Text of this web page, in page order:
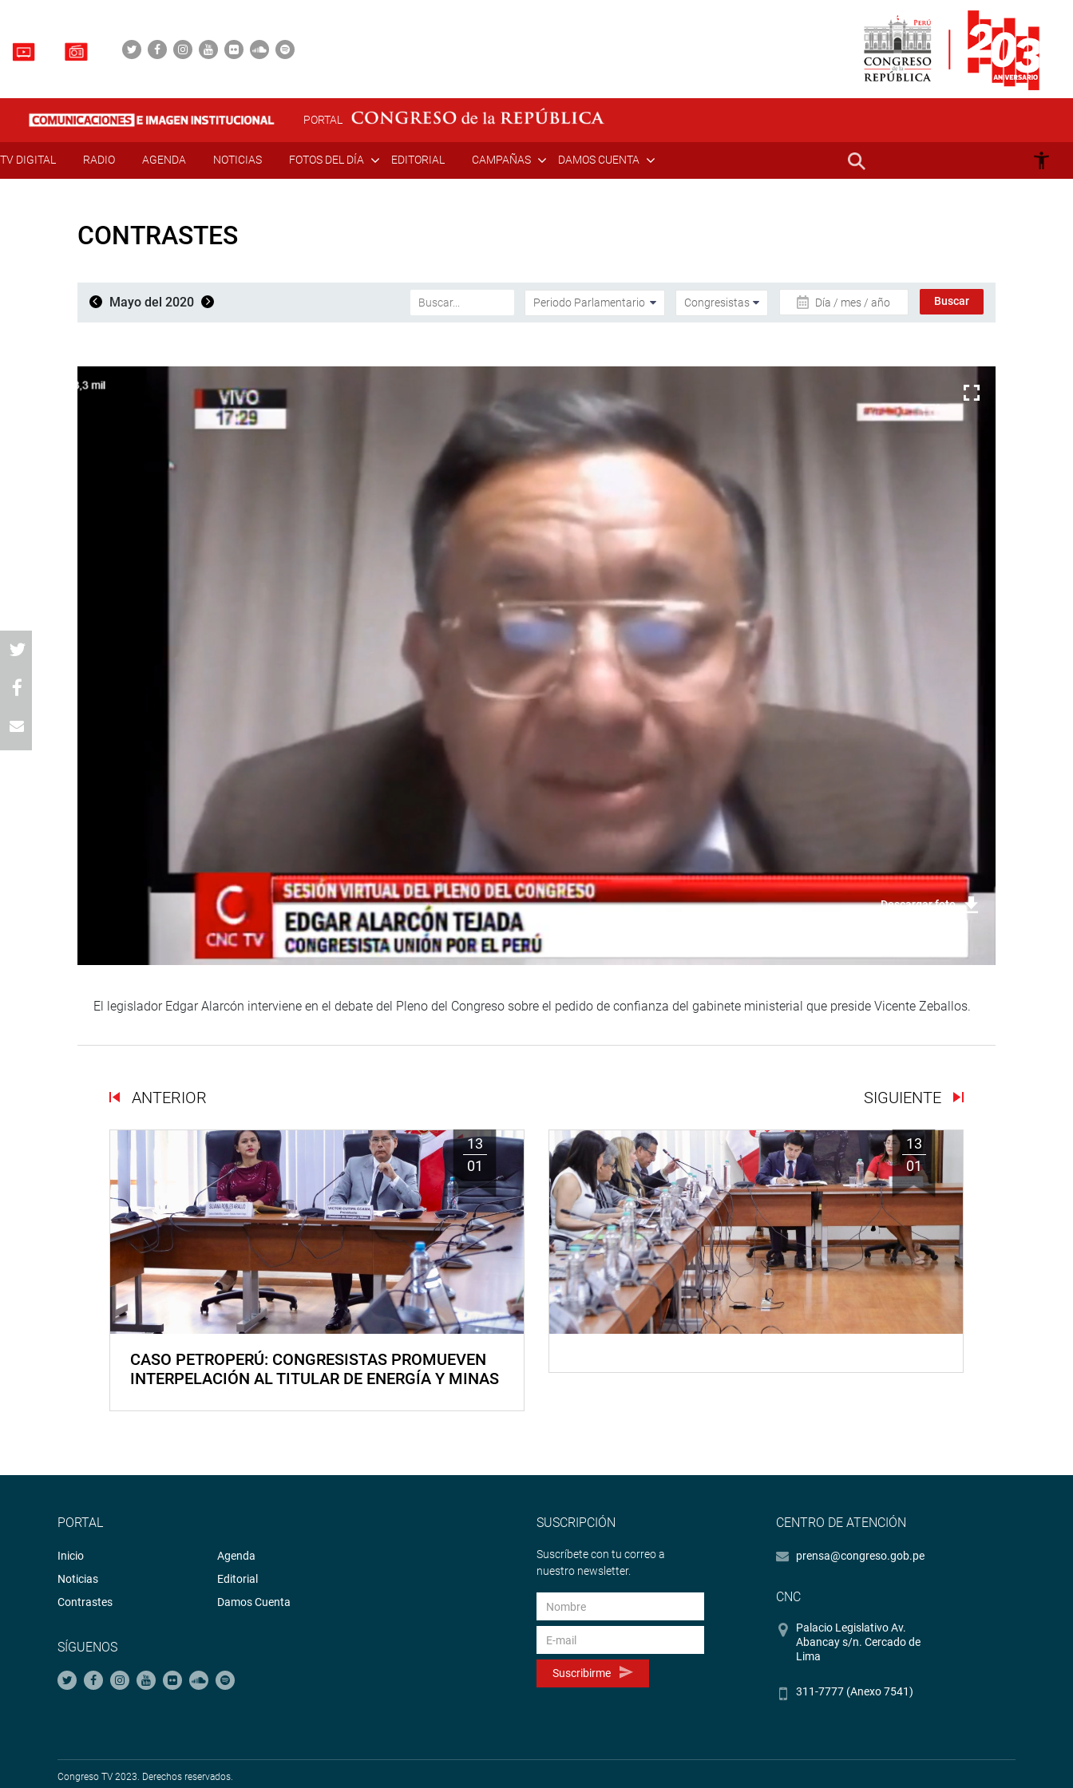
PORTAL
TV DIGITAL RADIO AGENDA NOTICIAS FOTOS DEL DÍA EDITORIAL CAMPAÑAS DAMOS CUENTA
CONTRASTES
Mayo del 2020 Día / mes / año
Descargar foto
El legislador Edgar Alarcón interviene en el debate del Pleno del Congreso sobre el pedido de confianza del gabinete ministerial que preside Vicente Zeballos.
ANTERIOR SIGUIENTE
13
01
CASO PETROPERÚ: CONGRESISTAS PROMUEVEN
INTERPELACIÓN AL TITULAR DE ENERGÍA Y MINAS
13
01
PORTAL
Inicio
Noticias
Contrastes
Agenda
Editorial
Damos Cuenta
SÍGUENOS
SUSCRIPCIÓN
Suscríbete con tu correo a
nuestro newsletter.
Suscribirme
CENTRO DE ATENCIÓN
prensa@congreso.gob.pe
CNC
Palacio Legislativo Av.
Abancay s/n. Cercado de
Lima
311-7777 (Anexo 7541)
Congreso TV 2023. Derechos reservados.